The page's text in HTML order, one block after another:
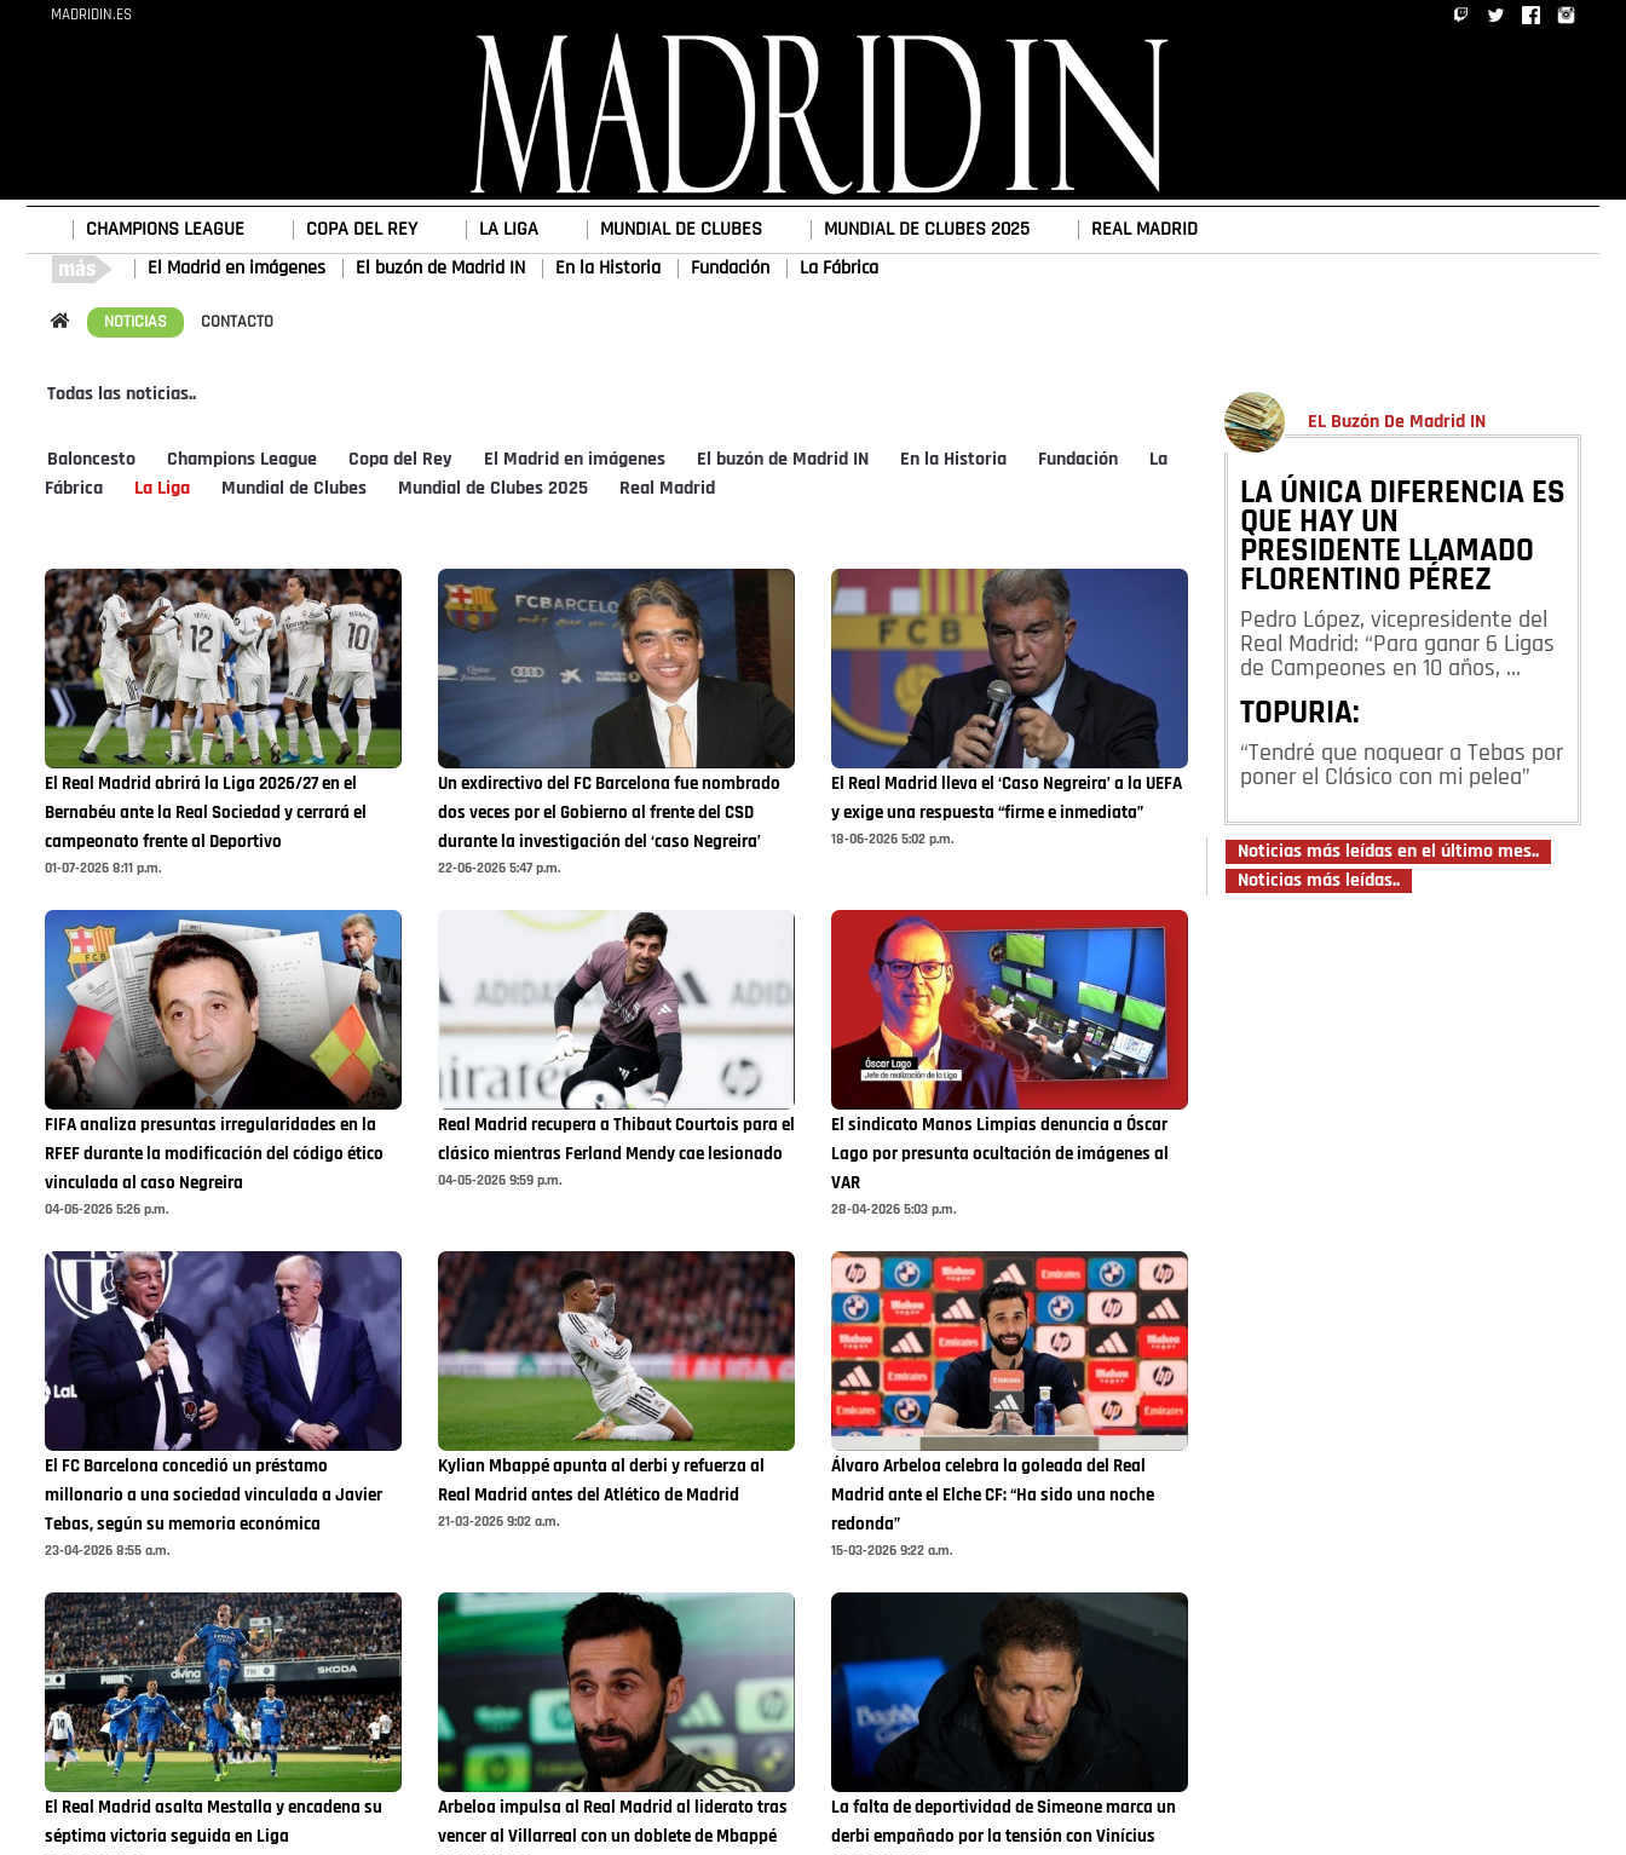
MADRIDIN.ES
CHAMPIONS LEAGUE COPA DEL REY LA LIGA MUNDIAL DE CLUBES MUNDIAL DE CLUBES 2025 REAL MADRID
El Madrid en imágenes El buzón de Madrid IN En la Historia Fundación La Fábrica
NOTICIAS CONTACTO
Todas las noticias..
Baloncesto Champions League Copa del Rey El Madrid en imágenes El buzón de Madrid IN En la Historia Fundación
La
Fábrica
La Liga Mundial de Clubes Mundial de Clubes 2025 Real Madrid
El Real Madrid abrirá la Liga 2026/27 en el
Bernabéu ante la Real Sociedad y cerrará el
campeonato frente al Deportivo
01-07-2026 8:11 p.m.
Un exdirectivo del FC Barcelona fue nombrado
dos veces por el Gobierno al frente del CSD
durante la investigación del ‘caso Negreira’
22-06-2026 5:47 p.m.
El Real Madrid lleva el ‘Caso Negreira’ a la UEFA
y exige una respuesta “firme e inmediata”
18-06-2026 5:02 p.m.
FIFA analiza presuntas irregularidades en la
RFEF durante la modificación del código ético
vinculada al caso Negreira
04-06-2026 5:26 p.m.
Real Madrid recupera a Thibaut Courtois para el
clásico mientras Ferland Mendy cae lesionado
04-05-2026 9:59 p.m.
El sindicato Manos Limpias denuncia a Óscar
Lago por presunta ocultación de imágenes al
VAR
28-04-2026 5:03 p.m.
El FC Barcelona concedió un préstamo
millonario a una sociedad vinculada a Javier
Tebas, según su memoria económica
23-04-2026 8:55 a.m.
Kylian Mbappé apunta al derbi y refuerza al
Real Madrid antes del Atlético de Madrid
21-03-2026 9:02 a.m.
Álvaro Arbeloa celebra la goleada del Real
Madrid ante el Elche CF: “Ha sido una noche
redonda”
15-03-2026 9:22 a.m.
El Real Madrid asalta Mestalla y encadena su
séptima victoria seguida en Liga
Arbeloa impulsa al Real Madrid al liderato tras
vencer al Villarreal con un doblete de Mbappé
La falta de deportividad de Simeone marca un
derbi empañado por la tensión con Vinícius
EL Buzón De Madrid IN
LA ÚNICA DIFERENCIA ES
QUE HAY UN
PRESIDENTE LLAMADO
FLORENTINO PÉREZ
Pedro López, vicepresidente del
Real Madrid: “Para ganar 6 Ligas
de Campeones en 10 años, …
TOPURIA:
“Tendré que noquear a Tebas por
poner el Clásico con mi pelea”
Noticias más leídas en el último mes..
Noticias más leídas..